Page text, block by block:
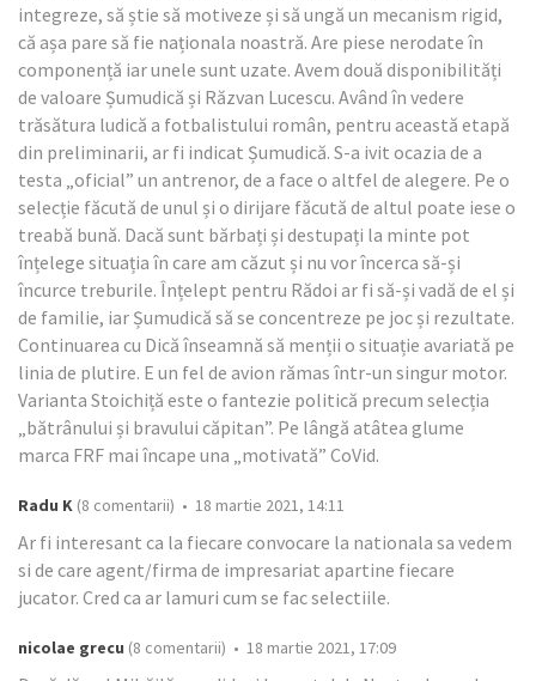
integreze, să știe să motiveze și să ungă un mecanism rigid,
că așa pare să fie naționala noastră. Are piese nerodate în
componență iar unele sunt uzate. Avem două disponibilități
de valoare Șumudică și Răzvan Lucescu. Având în vedere
trăsătura ludică a fotbalistului român, pentru această etapă
din preliminarii, ar fi indicat Șumudică. S-a ivit ocazia de a
testa „oficial” un antrenor, de a face o altfel de alegere. Pe o
selecție făcută de unul și o dirijare făcută de altul poate iese o
treabă bună. Dacă sunt bărbați și destupați la minte pot
înțelege situația în care am căzut și nu vor încerca să-și
încurce treburile. Înțelept pentru Rădoi ar fi să-și vadă de el și
de familie, iar Șumudică să se concentreze pe joc și rezultate.
Continuarea cu Dică înseamnă să menții o situație avariată pe
linia de plutire. E un fel de avion rămas într-un singur motor.
Varianta Stoichiță este o fantezie politică precum selecția
„bătrânului și bravului căpitan”. Pe lângă atâtea glume
marca FRF mai încape una „motivată” CoVid.
Radu K (8 comentarii) • 18 martie 2021, 14:11
Ar fi interesant ca la fiecare convocare la nationala sa vedem
si de care agent/firma de impresariat apartine fiecare
jucator. Cred ca ar lamuri cum se fac selectiile.
nicolae grecu (8 comentarii) • 18 martie 2021, 17:09